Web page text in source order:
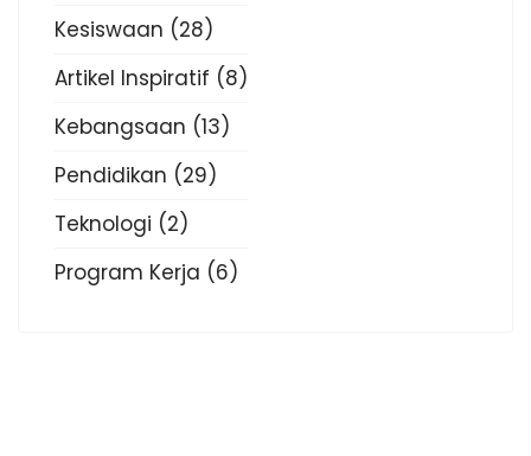
Kesiswaan (28)
Artikel Inspiratif (8)
Kebangsaan (13)
Pendidikan (29)
Teknologi (2)
Program Kerja (6)